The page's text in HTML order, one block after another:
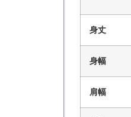
身丈
身幅
肩幅